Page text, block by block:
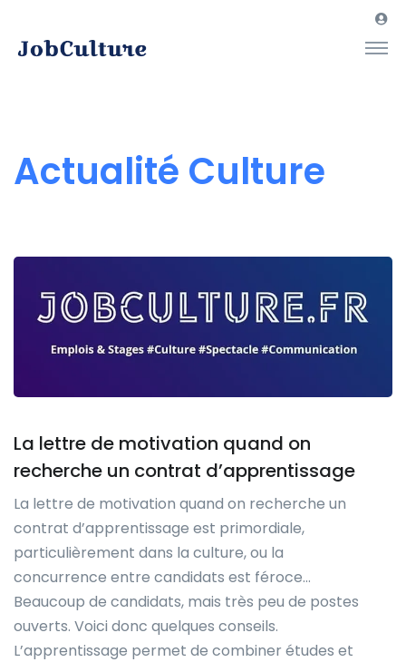
Actualité Culture
La lettre de motivation quand on
recherche un contrat d’apprentissage
La lettre de motivation quand on recherche un
contrat d’apprentissage est primordiale,
particulièrement dans la culture, ou la
concurrence entre candidats est féroce…
Beaucoup de candidats, mais très peu de postes
ouverts. Voici donc quelques conseils.
L’apprentissage permet de combiner études et